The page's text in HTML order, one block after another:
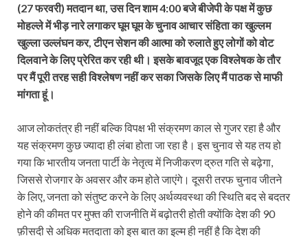
(27 फरवरी) मतदान था, उस दिन शाम 4:00 बजे बीजेपी के पक्ष में कुछ
मोहल्ले में भीड़ नारे लगाकर घूम घूम के चुनाव आचार संहिता का खुल्लम
खुल्ला उल्लंघन कर, टीएन सेशन की आत्मा को रुलाते हुए लोगों को वोट
दिलवाने के लिए प्रेरित कर रही थी। इसके बावजूद एक विश्लेषक के तौर
पर मैं पूरी तरह सही विश्लेषण नहीं कर सका जिसके लिए मैं पाठक से माफी
मांगता हूं।
आज लोकतंत्र ही नहीं बल्कि विपक्ष भी संक्रमण काल से गुजर रहा है और
यह संक्रमण कुछ ज्यादा ही लंबा होता जा रहा है। इस चुनाव से यह तय हो
गया कि भारतीय जनता पार्टी के नेतृत्व में निजीकरण द्रुत गति से बढ़ेगा,
जिससे रोजगार के अवसर और कम होते जाएंगे। दूसरी तरफ चुनाव जीतने
के लिए, जनता को संतुष्ट करने के लिए अर्थव्यवस्था की स्थिति बद से बदतर
होने की कीमत पर मुफ्त की राजनीति में बढ़ोतरी होती क्योंकि देश की 90
फ़ीसदी से अधिक मतदाता को इस बात का इल्म ही नहीं है कि देश की